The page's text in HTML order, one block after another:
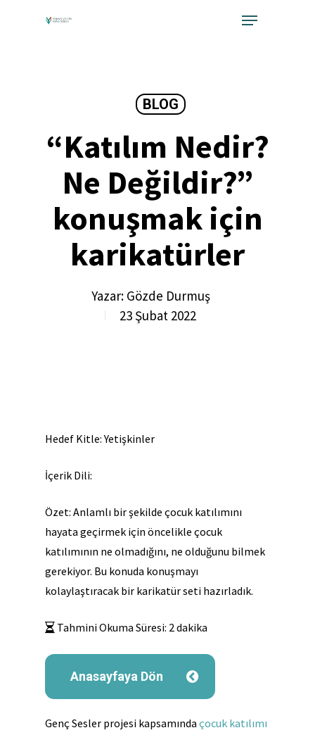
Menu
BLOG
“Katılım Nedir?
Ne Değildir?”
konuşmak için
karikatürler
Yazar: Gözde Durmuş
23 Şubat 2022
Hedef Kitle: Yetişkinler
İçerik Dili:
Özet: Anlamlı bir şekilde çocuk katılımını
hayata geçirmek için öncelikle çocuk
katılımının ne olmadığını, ne olduğunu bilmek
gerekiyor. Bu konuda konuşmayı
kolaylaştıracak bir karikatür seti hazırladık.
Tahmini Okuma Süresi: 2dakika
Anasayfaya Dön
Genç Sesler projesi kapsamında çocuk katılımı